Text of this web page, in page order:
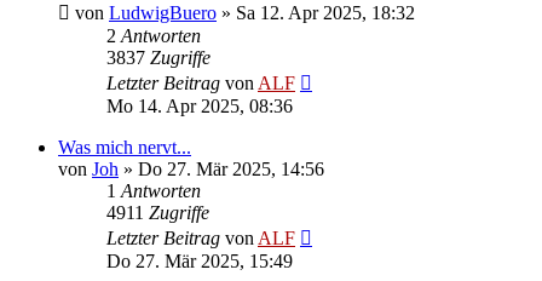
von LudwigBuero » Sa 12. Apr 2025, 18:32
2 Antworten
3837 Zugriffe
Letzter Beitrag von ALF
Mo 14. Apr 2025, 08:36
Was mich nervt...
von Joh » Do 27. Mär 2025, 14:56
1 Antworten
4911 Zugriffe
Letzter Beitrag von ALF
Do 27. Mär 2025, 15:49